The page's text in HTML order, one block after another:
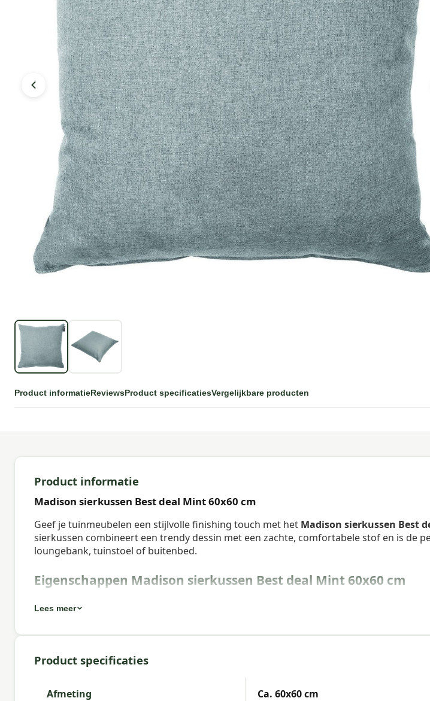
Product informatieReviewsProduct specificatiesVergelijkbare producten
Product informatie
Madison sierkussen Best deal Mint 60x60 cm
Geef je tuinmeubelen een stijlvolle finishing touch met het Madison sierkussen Best
sierkussen combineert een trendy dessin met een zachte, comfortabele stof en is de
loungebank, tuinstoel of buitenbed.
Eigenschappen Madison sierkussen Best deal Mint 60x60 cm
Kleur:Mint
Afmeting:Ca. 60x60 cm
Lees meer
Product specificaties
Afmeting Ca. 60x60 cm